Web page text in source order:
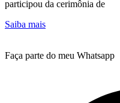
participou da cerimônia de
Saiba mais
Faça parte do meu Whatsapp